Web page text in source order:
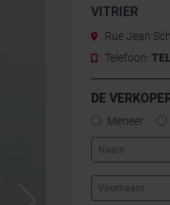
VITRIER
Rue Jean
Telefoon: TEL
DE
Meneer